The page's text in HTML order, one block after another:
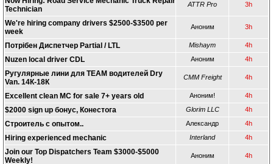
Technician
ATTR Pro 3h
We're hiring company drivers $2500-$3500 per
week
Аноним 3h
Потрібен Диспетчер Partial / LTL Mishaym 4h
Nuzen local driver CDL Аноним 4h
Ругулярные лини для TEAM водителей Dry
Van. 14К-18К
CMM Freight 4h
Excellent clean MC for sale 7+ years old Аноним! 4h
$2000 sign up бонус, Конестога Glorim LLC 4h
Строитель с опытом.. Александр 4h
Hiring experienced mechanic Interland 4h
Join our Top Dispatchers Team $3000-$5000
Weekly!
Аноним 4h